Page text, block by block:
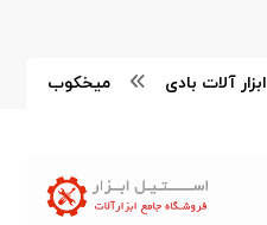
ابزار آلات بادی میخکوب